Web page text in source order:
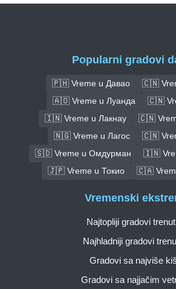
Popularni gradovi
🇵🇭 Vreme u Давао
🇨🇳
🇦🇴 Vreme u Луанда
🇨🇳
🇮🇳 Vreme u Лакнау
🇨🇳
🇳🇬 Vreme u Лагос
🇨🇳
🇸🇩 Vreme u Омдурман
🇮🇳
🇯🇵 Vreme u Токио
🇨🇦
Vremenski
Najtopliji gradovi
Najhladniji gradovi
Gradovi sa najviše
Gradovi sa najjačim